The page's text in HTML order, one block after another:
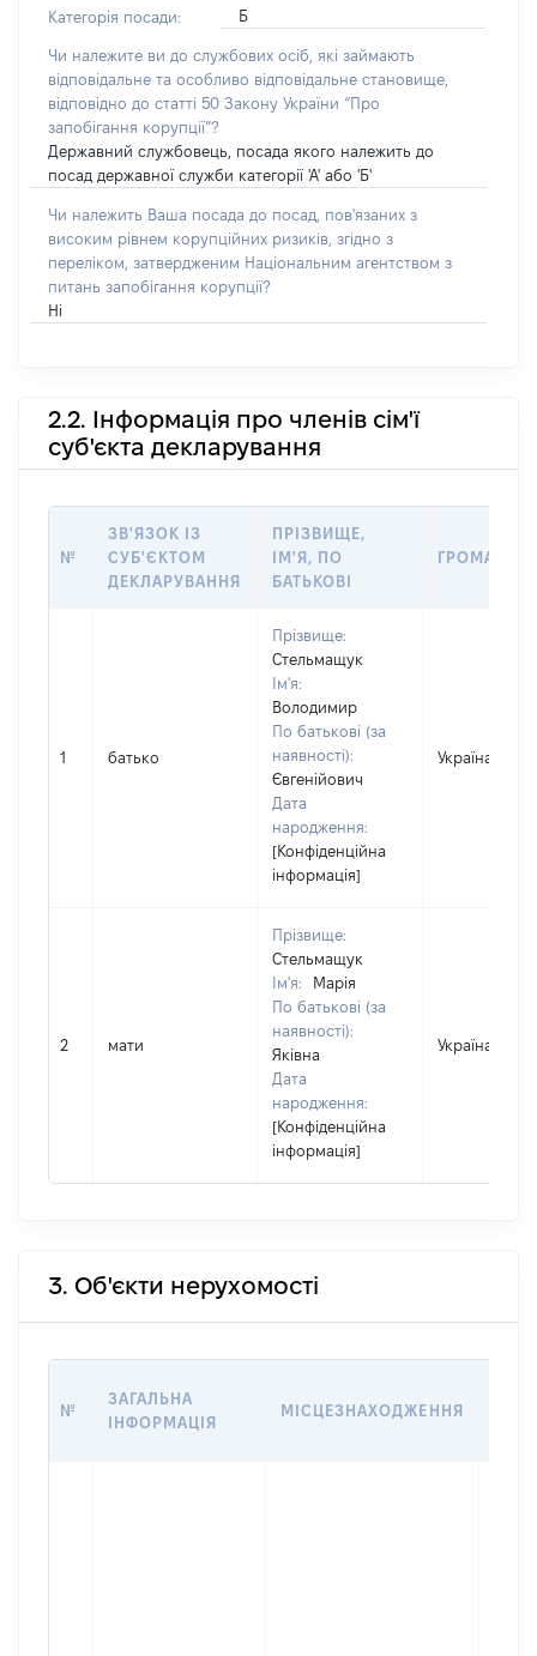
Категорія посади: Б
Чи належите ви до службових осіб, які займають
відповідальне та особливо відповідальне становище,
відповідно до статті 50 Закону України “Про
запобігання корупції”?
Державний службовець, посада якого належить до
посад державної служби категорії 'А' або 'Б'
Чи належить Ваша посада до посад, пов'язаних з
високим рівнем корупційних ризиків, згідно з
переліком, затвердженим Національним агентством з
питань запобігання корупції?
Ні
2.2. Інформація про членів сім'ї
суб'єкта декларування
№
ЗВ'ЯЗОК ІЗ
СУБ'ЄКТОМ
ДЕКЛАРУВАННЯ
ПРІЗВИЩЕ,
ІМ'Я, ПО
БАТЬКОВІ
1 батько
Прізвище:
Стельмащук
Ім'я:
Володимир
По батькові (за
наявності):
Євгенійович
Дата
народження:
[Конфіденційна
інформація]
Україна
2 мати
Прізвище:
Стельмащук
Ім'я:
Марія
По батькові (за
наявності):
Яківна
Дата
народження:
[Конфіденційна
інформація]
Україна
3. Об'єкти нерухомості
№
ЗАГАЛЬНА
ІНФОРМАЦІЯ
МІСЦЕЗНАХОДЖЕННЯ